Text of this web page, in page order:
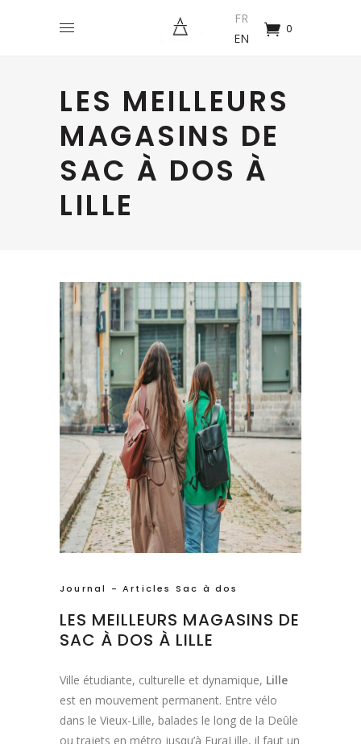
FR
EN
0
LES MEILLEURS
MAGASINS DE
SAC À DOS À
LILLE
Journal - Articles Sac à dos
LES MEILLEURS MAGASINS DE
SAC À DOS À LILLE
Ville étudiante, culturelle et dynamique, Lille
est en mouvement permanent. Entre vélo
dans le Vieux-Lille, balades le long de la Deûle
ou trajets en métro jusqu’à EuraLille, il faut un